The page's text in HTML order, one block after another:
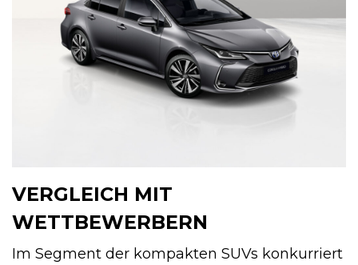
VERGLEICH MIT
WETTBEWERBERN
Im Segment der kompakten SUVs konkurriert